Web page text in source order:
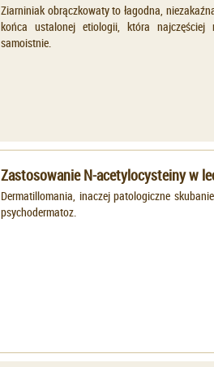
Ziarniniak obrączkowaty to łagodna,
końca ustalonej etiologii, która najczęściej
samoistnie.
Zastosowanie N-acetylocysteiny w
Dermatillomania, inaczej patologiczne
psychodermatoz.